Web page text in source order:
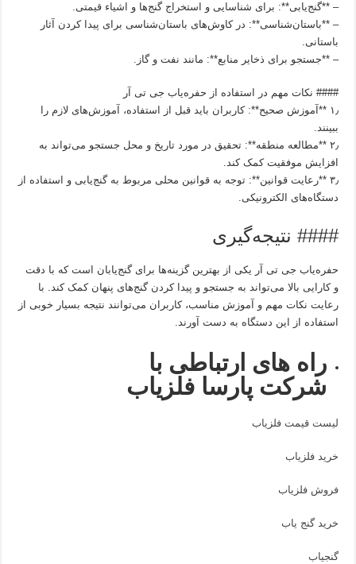
– **گنج‌یابی**: برای شناسایی و استخراج گنج‌ها و اشیاء قیمتی.
– **باستان‌شناسی**: در کاوش‌های باستان‌شناسی برای پیدا کردن آثار
باستانی.
– **جستجو برای ذخایر منابع**: مانند نفت و گاز.
#### نکات مهم در استفاده از حفره‌یاب جی تی آر
۱٫ **آموزش صحیح**: کاربران باید قبل از استفاده، آموزش‌های لازم را
ببینند.
۲٫ **مطالعه منطقه**: تحقیق در مورد تاریخ و محل جستجو می‌تواند به
افزایش موفقیت کمک کند.
۳٫ **رعایت قوانین**: توجه به قوانین محلی مربوط به گنج‌یابی و استفاده از
دستگاه‌های الکترونیکی.
#### نتیجه‌گیری
حفره‌یاب جی تی آر یکی از بهترین گزینه‌ها برای گنج‌یابان است که با دقت
و کارایی بالا می‌تواند به جستجو و پیدا کردن گنج‌های پنهان کمک کند. با
رعایت نکات مهم و آموزش مناسب، کاربران می‌توانند نتیجه بسیار خوبی از
استفاده از این دستگاه به دست آورند.
راه های ارتباطی با
شرکت پارسا فلزیاب
لیست قیمت فلزیاب
خرید فلزیاب
فروش فلزیاب
خرید گنج یاب
گنجیاب